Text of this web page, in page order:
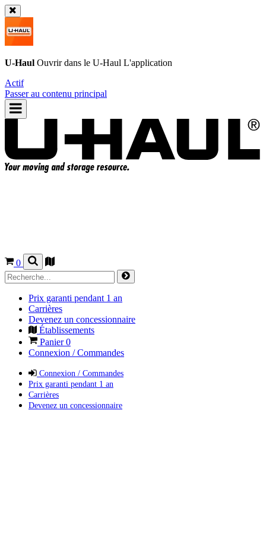
U-Haul Ouvrir dans le U-Haul L'application
Actif
Passer au contenu principal
0
Prix garanti pendant 1 an
Carrières
Devenez un concessionnaire
Établissements
Panier0
Connexion / Commandes
Connexion / Commandes
Prix garanti pendant 1 an
Carrières
Devenez un concessionnaire